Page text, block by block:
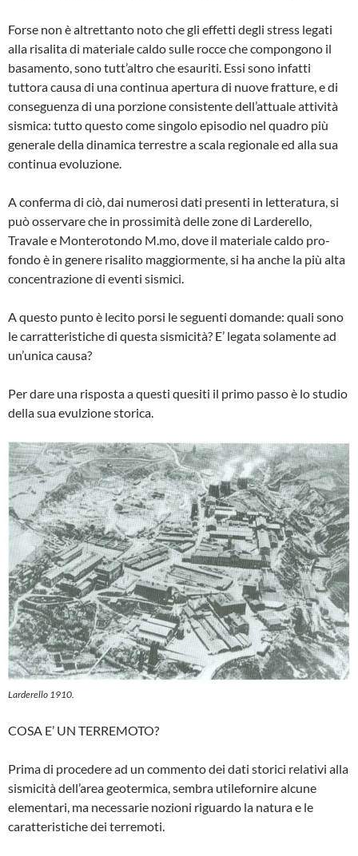
Forse non è altrettanto noto che gli effetti degli stress legati
alla risalita di materiale caldo sulle rocce che compongono il
basa­mento, sono tutt’altro che esauriti. Essi sono infatti
tuttora causa di una continua apertura di nuove fratture, e di
conseguenza di una porzione consistente dell’attuale attività
si­smica: tutto questo come singolo episodio nel quadro più
generale della dinamica terre­stre a scala regionale ed alla sua
continua evoluzione.
A conferma di ciò, dai numerosi dati presenti in letteratura, si
può osservare che in prossi­mità delle zone di Larderello,
Travale e Mon­terotondo M.mo, dove il materiale caldo pro­
fondo è in genere risalito maggiormente, si ha anche la più alta
concentrazione di eventi sismici.
A questo punto è lecito porsi le seguenti domande: quali sono
le carratteristiche di questa sismicità? E’ legata solamente ad
un’unica causa?
Per dare una risposta a questi quesiti il primo passo è lo studio
della sua evulzione storica.
Larderello 1910.
COSA E’ UN TERREMOTO?
Prima di procedere ad un commento dei dati storici relativi alla
sismicità dell’area geotermica, sembra utilefornire alcune
elementari, ma necessarie nozioni riguardo la natura e le
caratteristiche dei terremoti.